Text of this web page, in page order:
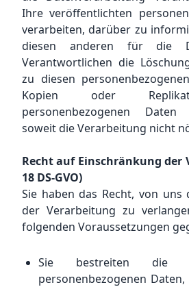
Ihre veröffentlichten
verarbeiten, darüber zu
diesen anderen für die
Verantwortlichen die
zu diesen
Kopien oder
personenbezogenen
soweit die Verarbeitung nicht
Recht auf Einschränkung der
18 DS-GVO)
Sie haben das Recht, von uns
der Verarbeitung zu
folgenden Voraussetzungen
Sie bestreiten die
personenbezogenen